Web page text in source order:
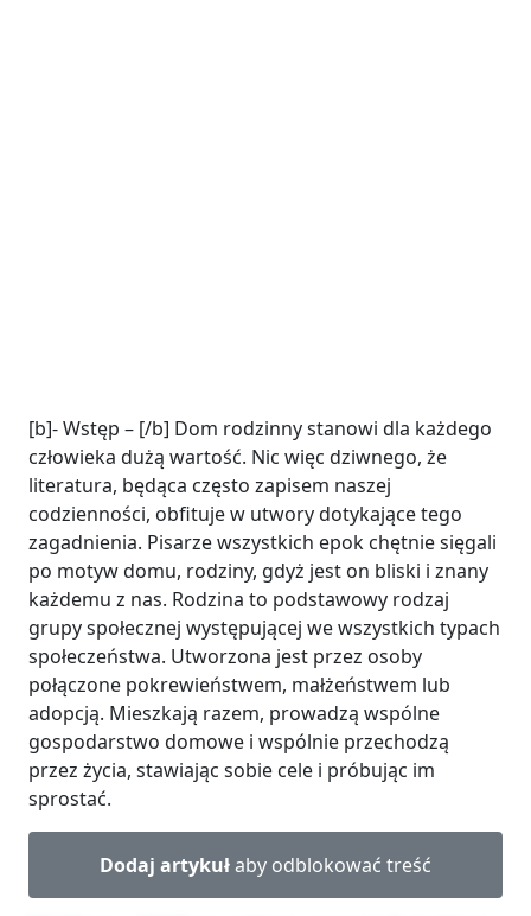
[b]- Wstęp – [/b] Dom rodzinny stanowi dla każdego
człowieka dużą wartość. Nic więc dziwnego, że
literatura, będąca często zapisem naszej
codzienności, obfituje w utwory dotykające tego
zagadnienia. Pisarze wszystkich epok chętnie sięgali
po motyw domu, rodziny, gdyż jest on bliski i znany
każdemu z nas. Rodzina to podstawowy rodzaj
grupy społecznej występującej we wszystkich typach
społeczeństwa. Utworzona jest przez osoby
połączone pokrewieństwem, małżeństwem lub
adopcją. Mieszkają razem, prowadzą wspólne
gospodarstwo domowe i wspólnie przechodzą
przez życia, stawiając sobie cele i próbując im
sprostać.
Dodaj artykułaby odblokować treść